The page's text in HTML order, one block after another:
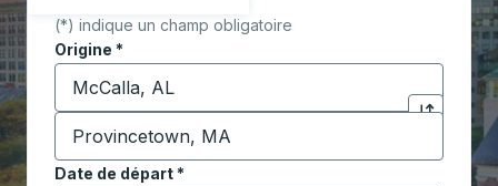
(*) indique un champ obligatoire
Origine *
Commencez à saisir la ville d'origine pour ouvrir
Cliquez
Destination *
Commencez à saisir la ville de destination pour
Date de départ*
Tapez la date au format date Barre oblique du mois à